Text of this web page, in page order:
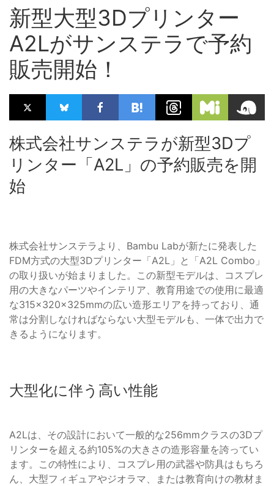
新型大型3Dプリンター
A2Lがサンステラで予約
販売開始！
株式会社サンステラが新型3Dプ
リンター「A2L」の予約販売を開
始
株式会社サンステラより、Bambu Labが新たに発表した
FDM方式の大型3Dプリンター「A2L」と「A2L Combo」
の取り扱いが始まりました。この新型モデルは、コスプレ
用の大きなパーツやインテリア、教育用途での使用に最適
な315×320×325mmの広い造形エリアを持っており、通
常は分割しなければならない大型モデルも、一体で出力で
きるようになります。
大型化に伴う高い性能
A2Lは、その設計において一般的な256mmクラスの3Dプ
リンターを超える約105%の大きさの造形容量を誇ってい
ます。この特性により、コスプレ用の武器や防具はもちろ
ん、大型フィギュアやジオラマ、または教育向けの教材ま